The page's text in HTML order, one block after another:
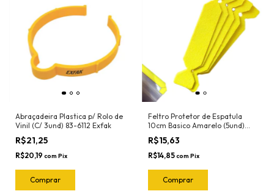
Abraçadeira Plastica p/ Rolo de
Vinil (C/ 3und) 83-6112 Exfak
R$21,25
R$20,19 com Pix
Feltro Protetor de Espatula
10cm Basico Amarelo (5und)
1090 Ronek
R$15,63
R$14,85com Pix